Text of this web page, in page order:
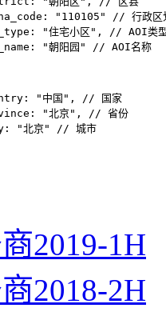
"110105" // 行政区
"住宅小区", // AOI类
"朝阳园" // AOI名称
"中国", // 国家
"北京", // 省份
"北京" // 城市
2019-1H
2018-2H